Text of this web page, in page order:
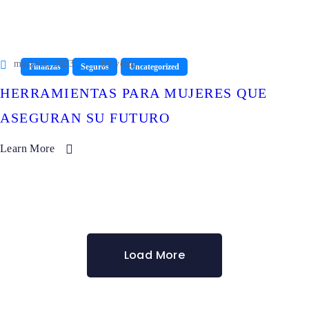
Finanzas Seguros Uncategorized
marzo 8, 2023 byyetzu
HERRAMIENTAS PARA MUJERES QUE
ASEGURAN SU FUTURO
Learn More
Load More